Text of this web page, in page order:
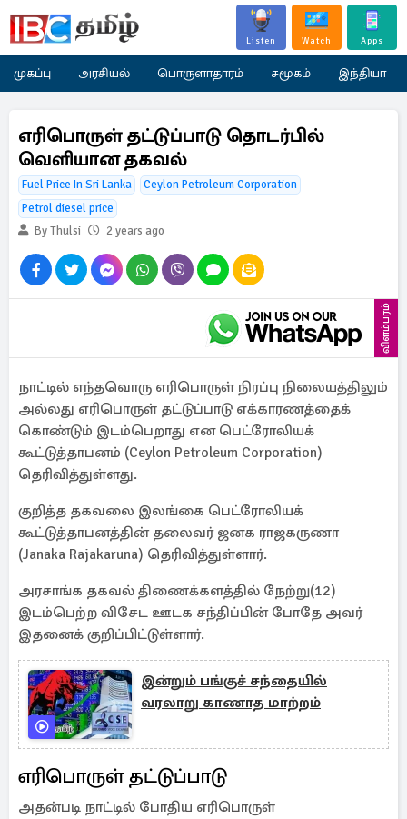
Listen Watch Apps
முகப்பு அரசியல் பொருளாதாரம் சமூகம் இந்தியா
எரிபொருள் தட்டுப்பாடு தொடர்பில்
வெளியான தகவல்
Fuel Price In Sri Lanka
Ceylon Petroleum Corporation
Petrol diesel price
By Thulsi
2 years ago
விளம்பரம்
நாட்டில் எந்தவொரு எரிபொருள் நிரப்பு நிலையத்திலும்
அல்லது எரிபொருள் தட்டுப்பாடு எக்காரணத்தைக்
கொண்டும் இடம்பெறாது என பெட்ரோலியக்
கூட்டுத்தாபனம் (Ceylon Petroleum Corporation)
தெரிவித்துள்ளது.
குறித்த தகவலை இலங்கை பெட்ரோலியக்
கூட்டுத்தாபனத்தின் தலைவர் ஜனக ராஜகருணா
(Janaka Rajakaruna) தெரிவித்துள்ளார்.
அரசாங்க தகவல் திணைக்களத்தில் நேற்று(12)
இடம்பெற்ற விசேட ஊடக சந்திப்பின் போதே அவர்
இதனைக் குறிப்பிட்டுள்ளார்.
இன்றும் பங்குச் சந்தையில்
வரலாறு காணாத மாற்றம்
எரிபொருள் தட்டுப்பாடு
அதன்படி நாட்டில் போதிய எரிபொருள்